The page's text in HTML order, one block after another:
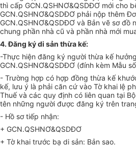
thì cấp GCN.QSHNƠ&QSDĐƠ mới cho
GCN.QSHNƠ&QSDĐƠ phải nộp thêm
GCN.QSHNƠ&QSDĐƠ và Bản vẽ sơ đồ
chung phần nhà cũ và phần nhà mới
4. Đăng ký di sản thừa kế:
-Thực hiện đăng ký người thừa kế
GCN.QSHNƠ&QSDĐƠ (đính kèm Mẫu
- Trường hợp có hợp đồng thừa kế
kế, lưu ý là phải căn cứ vào Tờ khai lệ
Thuế và các quy định có liên quan tại
tên những người được đăng ký trên
- Hồ sơ tiếp nhận:
+ GCN.QSHNƠ&QSDĐƠ
+ Tờ khai trước bạ di sản: Bản sao.